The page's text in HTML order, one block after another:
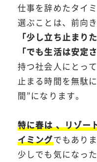
仕事を辞めたタイ
選ぶことは、前向
「少し立ち止まり
「でも生活は安定
持つ社会人にとっ
止まる時間を無駄
間”になります。
特に春は 、リゾー
イミングでもありま
少しでも気になっ